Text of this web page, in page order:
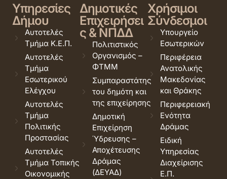
Υπηρεσίες
Δήμου
Αυτοτελές
Τμήμα Κ.Ε.Π.
Αυτοτελές
Τμήμα
Εσωτερικού
Ελέγχου
Αυτοτελές
Τμήμα
Πολιτικής
Προστασίας
Αυτοτελές
Τμήμα Τοπικής
Οικονομικής
Δημοτικές
Επιχειρήσει
ς & ΝΠΔΔ
Πολιτιστικός
Οργανισμός –
ΦΤΜΜ
Συμπαραστάτης
του δημότη και
της επιχείρησης
Δημοτική
Επιχείρηση
Ύδρευσης –
Αποχέτευσης
Δράμας
(ΔΕΥΑΔ)
Χρήσιμοι
Σύνδεσμοι
Υπουργείο
Εσωτερικών
Περιφέρεια
Ανατολικής
Μακεδονίας
και Θράκης
Περιφερειακή
Ενότητα
Δράμας
Ειδική
Υπηρεσίας
Διαχείρισης
Ε.Π.